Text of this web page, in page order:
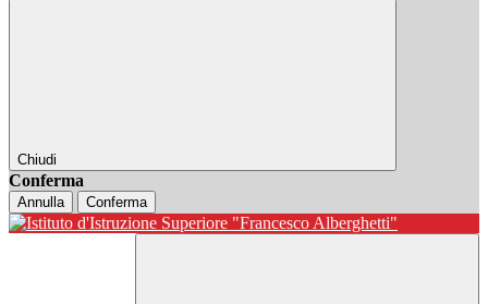
Chiudi
Conferma
Annulla Conferma